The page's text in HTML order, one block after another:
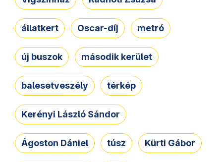
állatkert Oscar-díj metró
új buszok második kerület
balesetveszély térkép
Kerényi László Sándor
Ágoston Dániel túsz Kürti Gábor